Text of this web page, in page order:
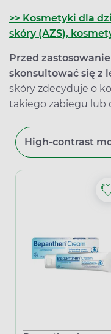
>> Kosmetyki dla
skóry (AZS),
Przed
skonsultować się z
skóry zdecyduje o
takiego zabiegu lub
High-contrast